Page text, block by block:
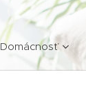
Domácnosť